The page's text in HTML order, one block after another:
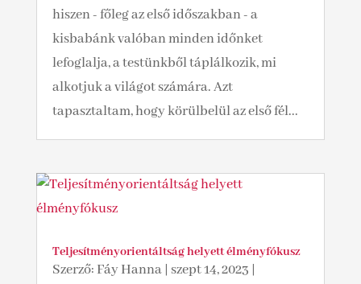
hiszen - főleg az első időszakban - a
kisbabánk valóban minden időnket
lefoglalja, a testünkből táplálkozik, mi
alkotjuk a világot számára. Azt
tapasztaltam, hogy körülbelül az első fél...
Teljesítményorientáltság helyett élményfókusz
Szerző:Fáy Hanna| szept 14, 2023